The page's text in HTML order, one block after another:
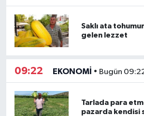
Saklı ata
gelen lezzet
09:22 EKONOMİ • Bugün
Tarlada para
pazarda kendisi